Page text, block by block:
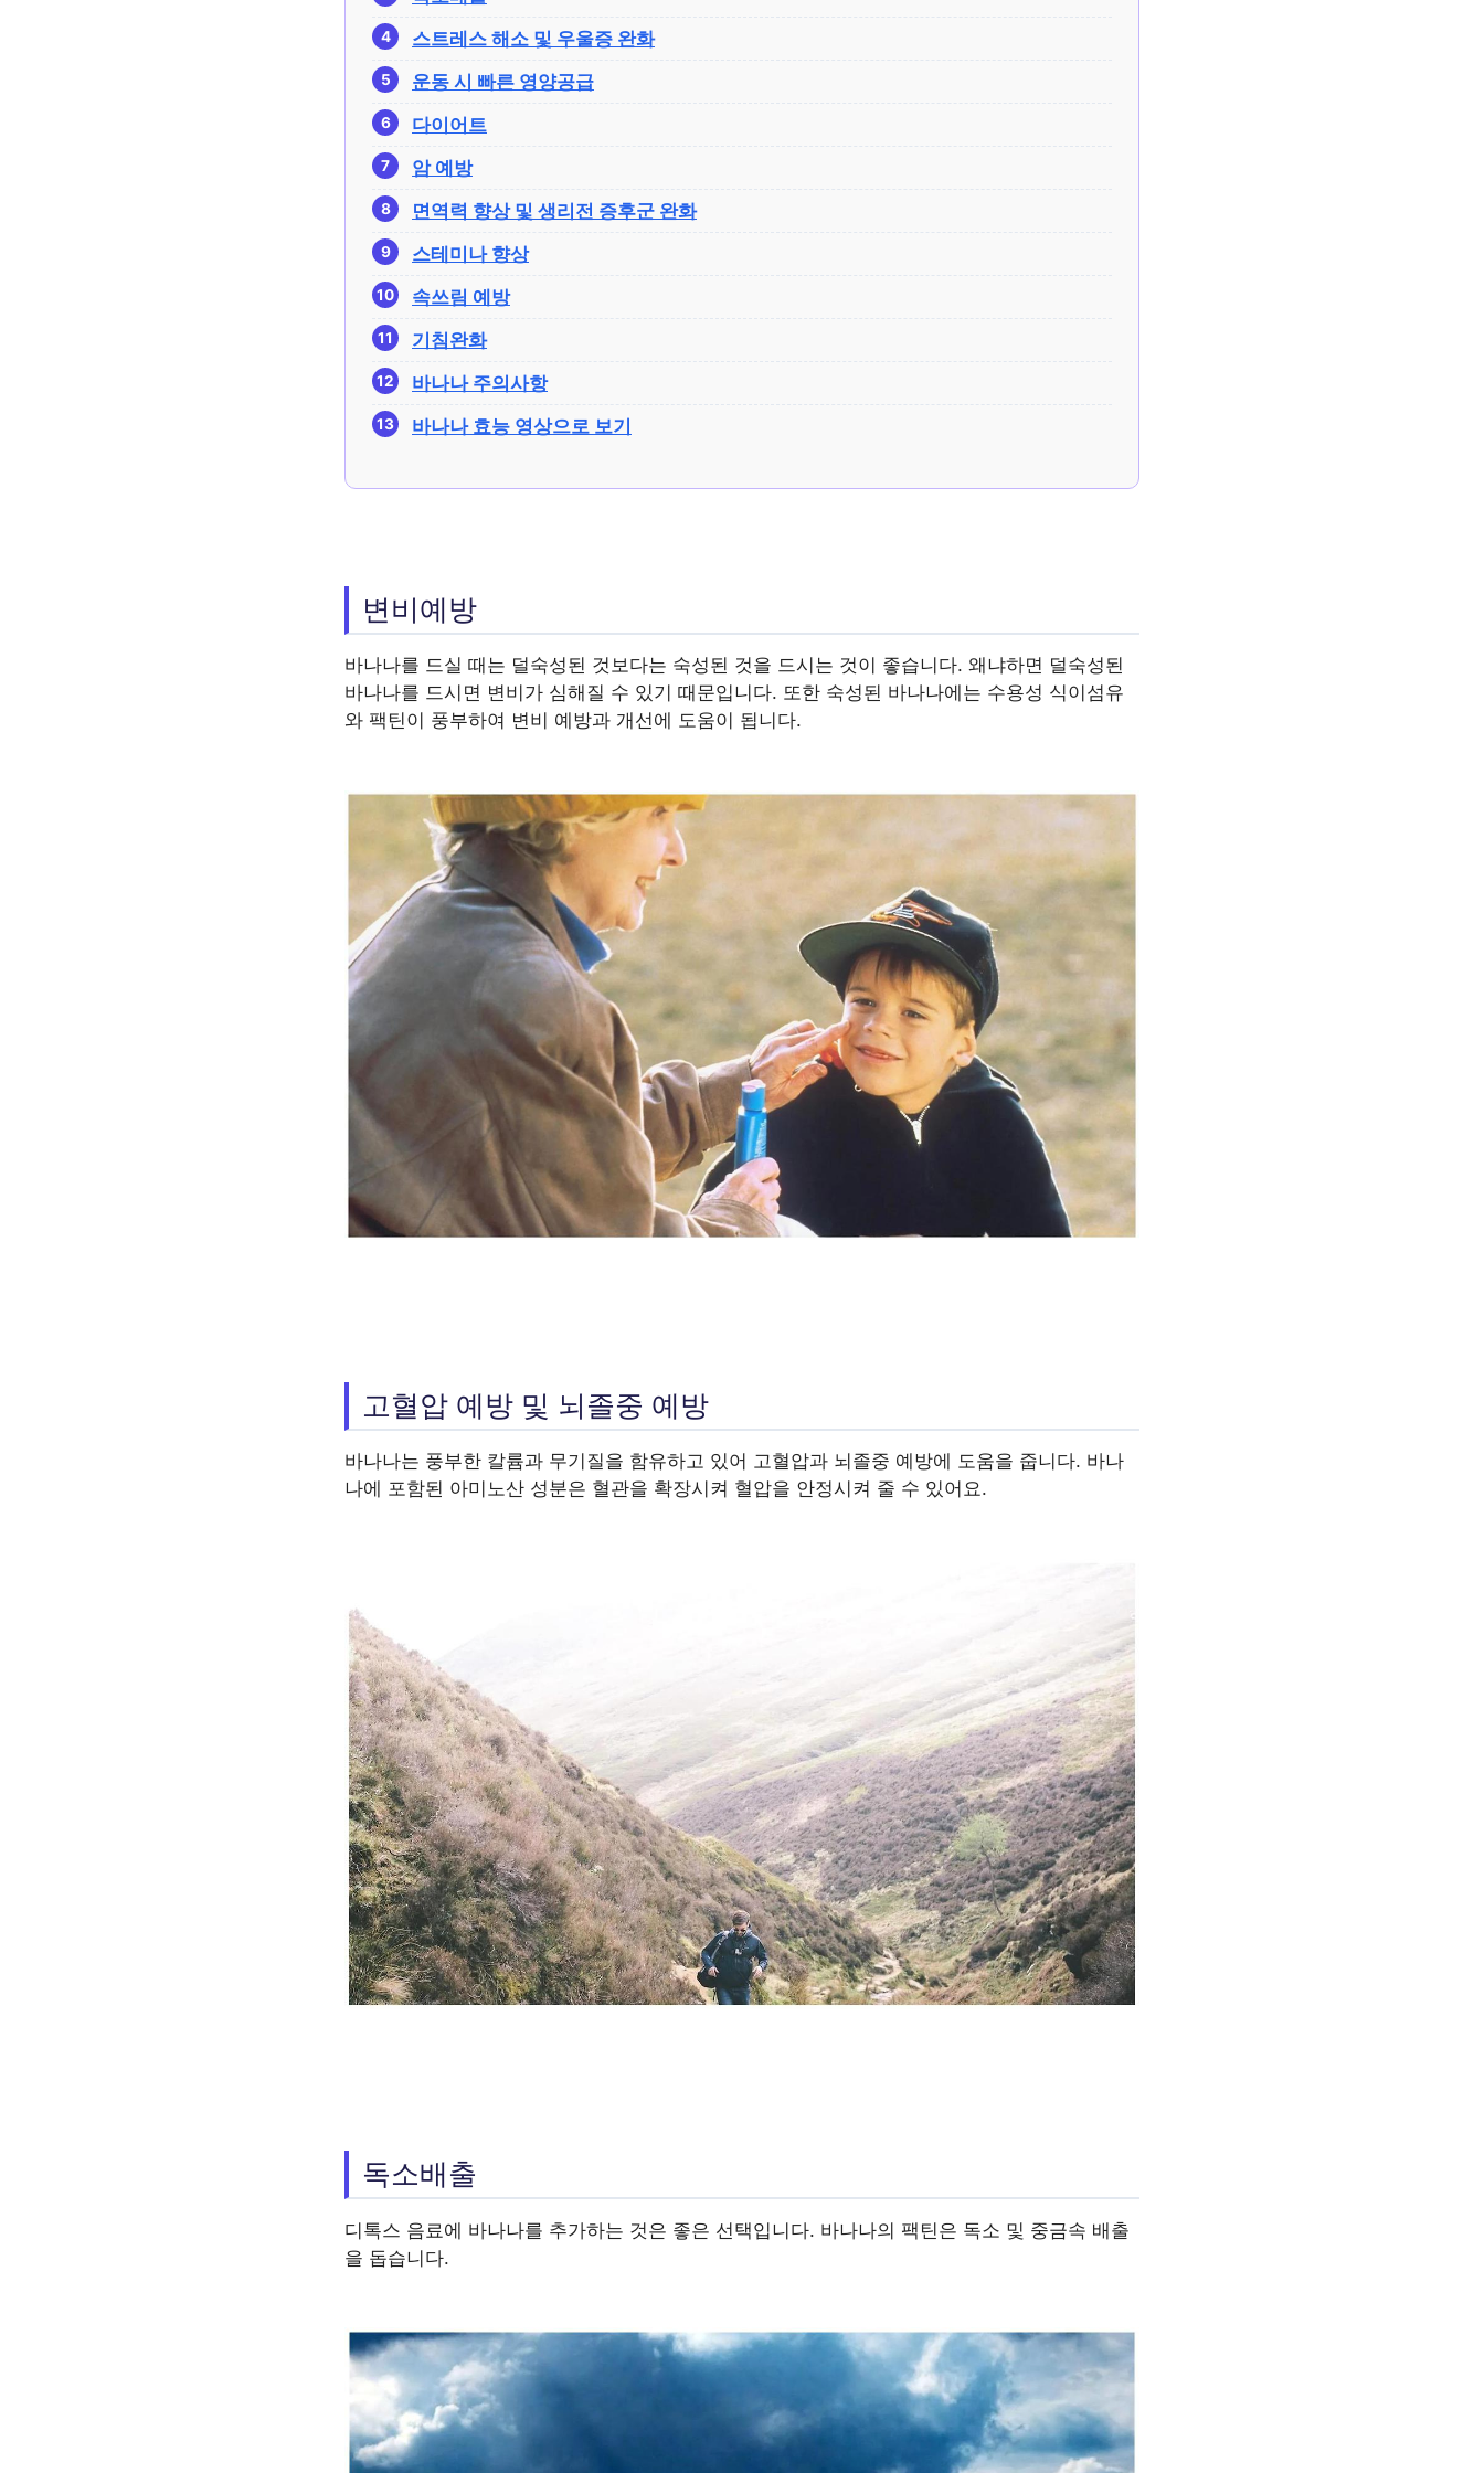
스트레스 해소 및 우울증 완화
운동 시 빠른 영양공급
다이어트
암 예방
면역력 향상 및 생리전 증후군 완화
스테미나 향상
속쓰림 예방
기침완화
바나나 주의사항
바나나 효능 영상으로 보기
변비예방
바나나를 드실 때는 덜숙성된 것보다는 숙성된 것을 드시는 것이 좋습니다. 왜냐하면 덜숙성된
바나나를 드시면 변비가 심해질 수 있기 때문입니다. 또한 숙성된 바나나에는 수용성 식이섬유
와 팩틴이 풍부하여 변비 예방과 개선에 도움이 됩니다.
고혈압 예방 및 뇌졸중 예방
바나나는 풍부한 칼륨과 무기질을 함유하고 있어 고혈압과 뇌졸중 예방에 도움을 줍니다. 바나
나에 포함된 아미노산 성분은 혈관을 확장시켜 혈압을 안정시켜 줄 수 있어요.
독소배출
디톡스 음료에 바나나를 추가하는 것은 좋은 선택입니다. 바나나의 팩틴은 독소 및 중금속 배출
을 돕습니다.